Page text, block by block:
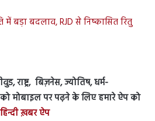
में बड़ा बदलाव, RJD से निष्कासित रितु
राष्ट्र, बिज़नेस, ज्योतिष, धर्म-
मोबाइल पर पढ़ने के लिए हमारे ऐप को
हिन्दी ख़बर ऐप